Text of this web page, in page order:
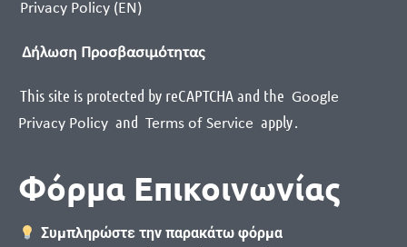
Privacy Policy (EN)
Δήλωση Προσβασιμότητας
This site is protected by reCAPTCHA and the Google
Privacy Policy and Terms of Service apply.
Φόρμα Επικοινωνίας
Συμπληρώστε την παρακάτω φόρμα